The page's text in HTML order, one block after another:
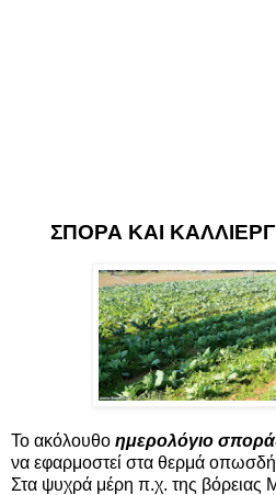
ΣΠΟΡΑ ΚΑΙ
Το ακόλουθο ημερολόγιο
να εφαρμοστεί στα θερμά
Στα ψυχρά μέρη π.χ. της βόρειας